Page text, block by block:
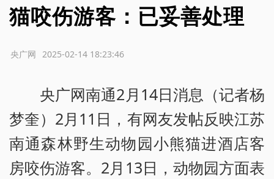
猫咬伤游客：已妥善处理
2025-02-14 18:23:46
央广网
央广网南通2月14日消息（记者杨
梦奎）2月11日，有网友发帖反映江苏
南通森林野生动物园小熊猫进酒店客
房咬伤游客。2月13日，动物园方面表